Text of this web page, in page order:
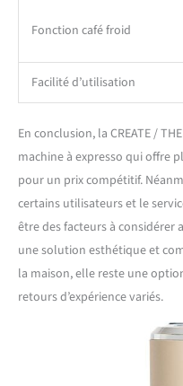
Fonction café froid
Facilité d’utilisation
En conclusion, la CREATE /
machine à expresso qui offre
pour un prix compétitif.
certains utilisateurs et le
être des facteurs à considérer
une solution esthétique et
la maison, elle reste une
retours d’expérience variés.